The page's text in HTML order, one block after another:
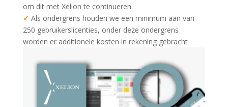
om dit met Xelion te continueren.
✓ Als ondergrens houden we een minimum aan van
250 gebruikerslicenties, onder deze ondergrens
worden er additionele kosten in rekening gebracht